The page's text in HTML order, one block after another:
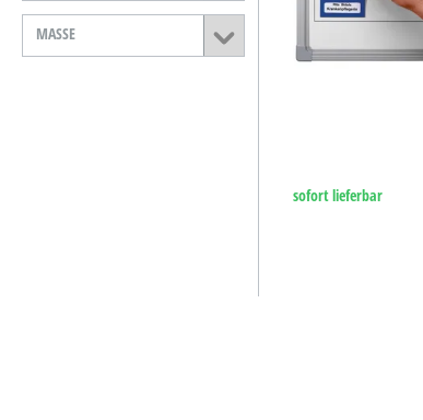
MASSE
sofort lieferbar